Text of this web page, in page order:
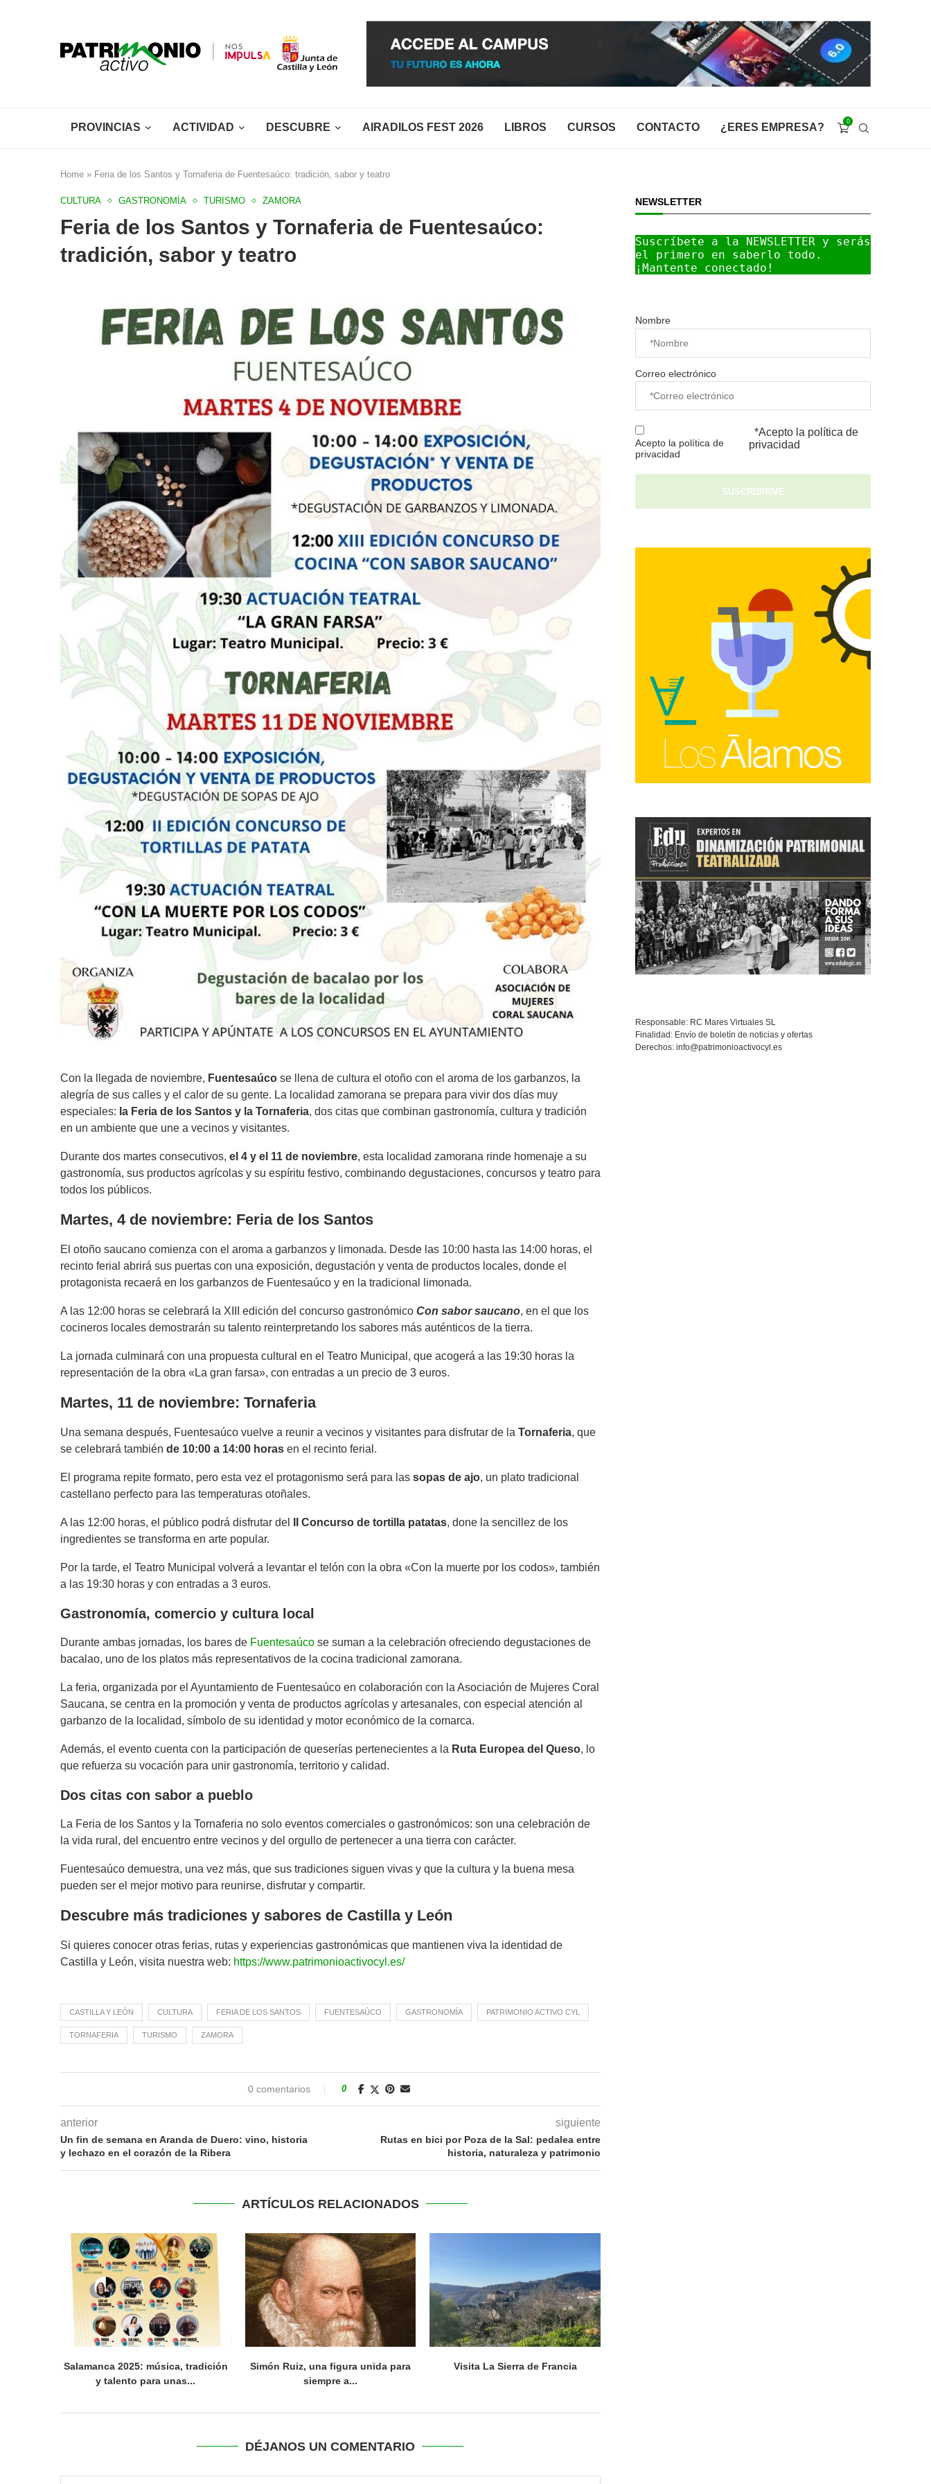
PROVINCIAS ACTIVIDAD DESCUBRE AIRADILOS FEST 2026 LIBROS CURSOS CONTACTO ¿ERES EMPRESA? 0
Home » Feria de los Santos y Tornaferia de Fuentesaúco: tradición, sabor y teatro
CULTURA GASTRONOMÍA TURISMO ZAMORA
Feria de los Santos y Tornaferia de Fuentesaúco:
tradición, sabor y teatro
Con la llegada de noviembre, Fuentesaúco se llena de cultura el otoño con el aroma de los garbanzos, la
alegría de sus calles y el calor de su gente. La localidad zamorana se prepara para vivir dos días muy
especiales: la Feria de los Santos y la Tornaferia, dos citas que combinan gastronomía, cultura y tradición
en un ambiente que une a vecinos y visitantes.
Durante dos martes consecutivos, el 4 y el 11 de noviembre, esta localidad zamorana rinde homenaje a su
gastronomía, sus productos agrícolas y su espíritu festivo, combinando degustaciones, concursos y teatro para
todos los públicos.
Martes, 4 de noviembre: Feria de los Santos
El otoño saucano comienza con el aroma a garbanzos y limonada. Desde las 10:00 hasta las 14:00 horas, el
recinto ferial abrirá sus puertas con una exposición, degustación y venta de productos locales, donde el
protagonista recaerá en los garbanzos de Fuentesaúco y en la tradicional limonada.
A las 12:00 horas se celebrará la XIII edición del concurso gastronómico Con sabor saucano, en el que los
cocineros locales demostrarán su talento reinterpretando los sabores más auténticos de la tierra.
La jornada culminará con una propuesta cultural en el Teatro Municipal, que acogerá a las 19:30 horas la
representación de la obra «La gran farsa», con entradas a un precio de 3 euros.
Martes, 11 de noviembre: Tornaferia
Una semana después, Fuentesaúco vuelve a reunir a vecinos y visitantes para disfrutar de la Tornaferia, que
se celebrará también de 10:00 a 14:00 horas en el recinto ferial.
El programa repite formato, pero esta vez el protagonismo será para las sopas de ajo, un plato tradicional
castellano perfecto para las temperaturas otoñales.
A las 12:00 horas, el público podrá disfrutar del II Concurso de tortilla patatas, done la sencillez de los
ingredientes se transforma en arte popular.
Por la tarde, el Teatro Municipal volverá a levantar el telón con la obra «Con la muerte por los codos», también
a las 19:30 horas y con entradas a 3 euros.
Gastronomía, comercio y cultura local
Durante ambas jornadas, los bares de Fuentesaúco se suman a la celebración ofreciendo degustaciones de
bacalao, uno de los platos más representativos de la cocina tradicional zamorana.
La feria, organizada por el Ayuntamiento de Fuentesaúco en colaboración con la Asociación de Mujeres Coral
Saucana, se centra en la promoción y venta de productos agrícolas y artesanales, con especial atención al
garbanzo de la localidad, símbolo de su identidad y motor económico de la comarca.
Además, el evento cuenta con la participación de queserías pertenecientes a la Ruta Europea del Queso, lo
que refuerza su vocación para unir gastronomía, territorio y calidad.
Dos citas con sabor a pueblo
La Feria de los Santos y la Tornaferia no solo eventos comerciales o gastronómicos: son una celebración de
la vida rural, del encuentro entre vecinos y del orgullo de pertenecer a una tierra con carácter.
Fuentesaúco demuestra, una vez más, que sus tradiciones siguen vivas y que la cultura y la buena mesa
pueden ser el mejor motivo para reunirse, disfrutar y compartir.
Descubre más tradiciones y sabores de Castilla y León
Si quieres conocer otras ferias, rutas y experiencias gastronómicas que mantienen viva la identidad de
Castilla y León, visita nuestra web: https://www.patrimonioactivocyl.es/
CASTILLA Y LEÓN CULTURA FERIA DE LOS SANTOS FUENTESAÚCO GASTRONOMÍA PATRIMONIO ACTIVO CYL
TORNAFERIA TURISMO ZAMORA
0 comentarios 0
anterior
Un fin de semana en Aranda de Duero: vino, historia
y lechazo en el corazón de la Ribera
siguiente
Rutas en bici por Poza de la Sal: pedalea entre
historia, naturaleza y patrimonio
ARTÍCULOS RELACIONADOS
Salamanca 2025: música, tradición
y talento para unas...
Simón Ruiz, una figura unida para
siempre a...
Visita La Sierra de Francia
DÉJANOS UN COMENTARIO
NEWSLETTER
Suscríbete a la NEWSLETTER y serás
el primero en saberlo todo.
¡Mantente conectado!
Nombre
Correo electrónico
Acepto la política de
privacidad
*Acepto la política de
privacidad
Responsable: RC Mares Virtuales SL
Finalidad: Envío de boletín de noticias y ofertas
Derechos: info@patrimonioactivocyl.es